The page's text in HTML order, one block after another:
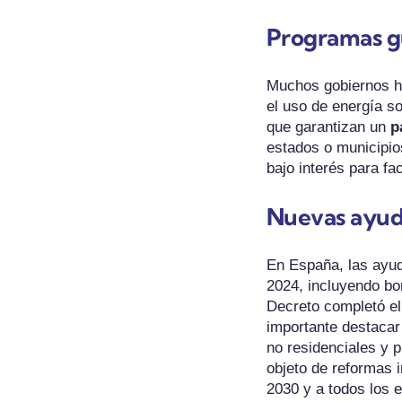
Programas
Muchos gobiernos
el uso de energía
que garantizan un
estados o
bajo interés para
Nuevas
En España, las
2024, incluyendo
Decreto completó
importante
no residenciales y
objeto de reformas
2030 y a todos los